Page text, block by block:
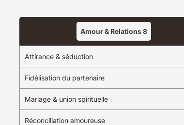
Amour & Relations8
Attirance & séduction
Fidélisation du partenaire
Mariage & union spirituelle
Réconciliation amoureuse